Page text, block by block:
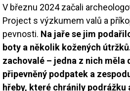
V březnu 2024 začali
Project s výzkumem valů a
pevnosti. Na jaře se jim
boty a několik kožených
zachovalé – jedna z nich měla
připevněný podpatek a
hřeby, které chránily podrážku